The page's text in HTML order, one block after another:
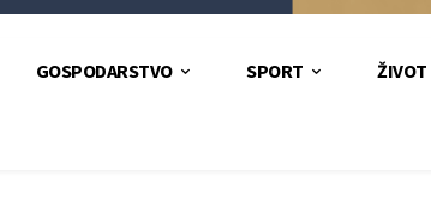
GOSPODARSTVO SPORT ŽIVOT